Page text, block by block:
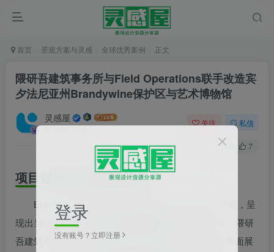
首页 景观方案与灵感 全球优秀案例 正文
隈研吾建筑事务所与Field Operations联手改造宾
夕法尼亚州Brandywine保护区与艺术博物馆
灵感屋
2个月前发布
关注 私信
53 7
项目背景与空间重构逻辑
Brandywine保护区与艺术博物馆的15英亩园区改造，呈
现出当代景观建筑对
的典型处理手法。隈研
吾建筑事务所设计的40,000平方英尺新馆采用四座木饰面展
登录
没有账号？立即注册